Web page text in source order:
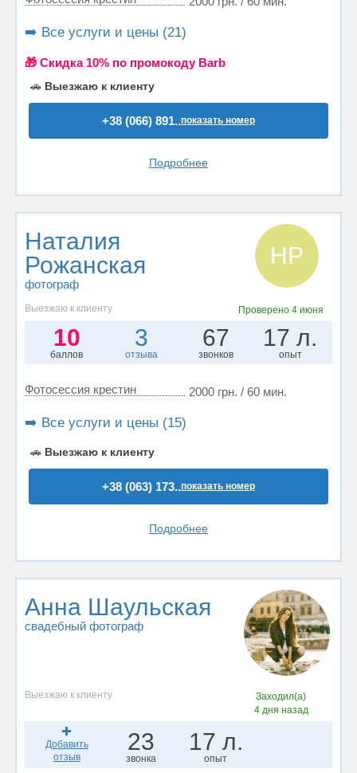
➡️ Все услуги и цены (21)
🎁 Cкидка 10% по промокоду Barb
🚗 Выезжаю к клиенту
+38 (066) 891..показать номер
Подробнее
Наталия
Рожанская
фотограф
НР
Выезжаю к клиенту Проверено4 июня
10
баллов
3
отзыва
67
звонков
17 л.
опыт
Фотосессия крестин 2000 грн. / 60 мин.
➡️ Все услуги и цены (15)
🚗 Выезжаю к клиенту
+38 (063) 173..показать номер
Подробнее
Анна Шаульская
свадебный фотограф
Выезжаю к клиенту
Заходил(а)
4 дня назад
Добавить
отзыв
23
звонка
17 л.
опыт